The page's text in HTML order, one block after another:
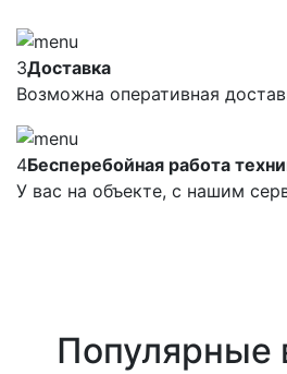
3Доставка
Возможна оперативная
4Бесперебойная работа
У вас на объекте, с нашим
Популярные